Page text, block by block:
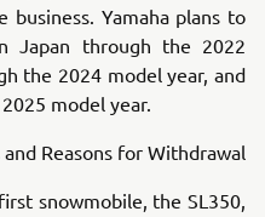
Yamaha plans to
Japan through the 2022
the 2024 model year, and
model year.
Reasons for Withdrawal
snowmobile, the SL350,